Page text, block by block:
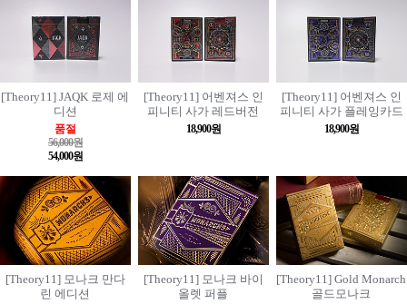
[Theory11] JAQK 로제 에
디션
품절
56,000원
54,000원
[Theory11] 어벤져스 인
피니티 사가 레드버전
18,900원
[Theory11] 어벤져스 인
피니티 사가 플레잉카드
18,900원
[Theory11] 모나크 만다
린 에디션
[Theory11] 모나크 바이
올렛 퍼플
[Theory11] Gold Monarch
골드모나크